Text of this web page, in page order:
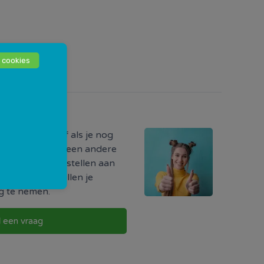
hebt of als je nog
iets, of als je een andere
vraag direct stellen aan
buurt. Zij zullen je
te nemen.
een vraag